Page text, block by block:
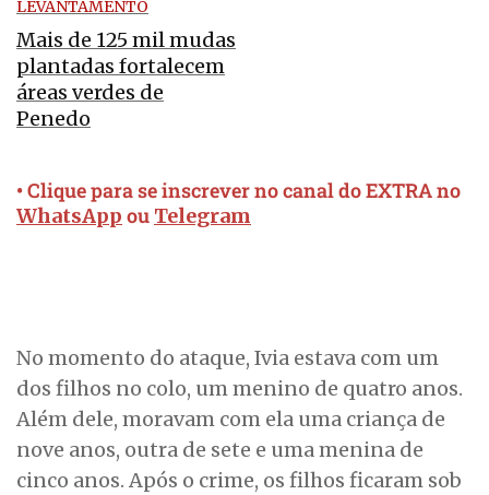
LEVANTAMENTO
Mais de 125 mil mudas
plantadas fortalecem
áreas verdes de
Penedo
• Clique para se inscrever no canal do EXTRA no
WhatsApp ou Telegram
No momento do ataque, Ivia estava com um
dos filhos no colo, um menino de quatro anos.
Além dele, moravam com ela uma criança de
nove anos, outra de sete e uma menina de
cinco anos. Após o crime, os filhos ficaram sob